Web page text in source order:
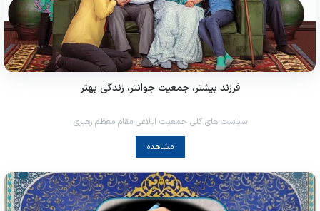
فرزند بیشتر، جمعیت جوانتر، زندگی بهتر
سیاست های کلی جمعیت ابلاغی مقام معظم رهبری
مشاهده